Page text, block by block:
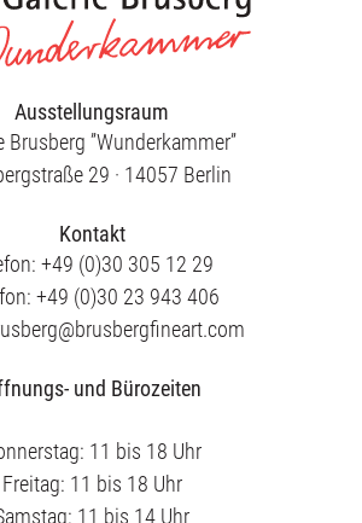
Ausstellungsraum
Brusberg ”Wunderkammer”
29 · 14057 Berlin
Kontakt
+49 (0)30 305 12 29
+49 (0)30 23 943 406
und Bürozeiten
11 bis 18 Uhr
Freitag: 11 bis 18 Uhr
11 bis 14 Uhr